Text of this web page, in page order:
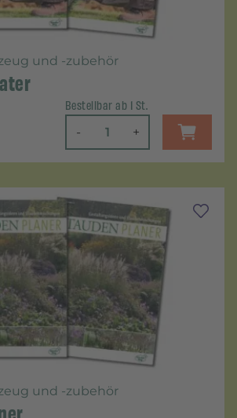
und -zubehör
Bestellbar ab 1 St.
- +
und -zubehör